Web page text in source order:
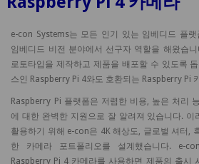
e-con Systems는 모든 인기 있는 임베디드 플랫
임베디드 비전 분야에서 선구자 역할을 해왔습
로토타입을 제작하고 제품을 배포할 수 있도록
스인 Raspberry Pi 4와도 호환되는 Raspberry Pi
Raspberry Pi 플랫폼은 저렴한 비용, 높은 처리
에 대한 완벽한 지원으로 잘 알려져 있습니다. 이
활용하기 위해 e-con은 4K 해상도, 글로벌 셔터,
한 카메라 포트폴리오를 설계했습니다. e-
Raspberry Pi 4 카메라를 사용하면 제품의 출시